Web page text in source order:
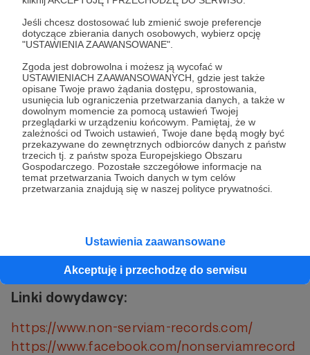
Jeśli chcesz dostosować lub zmienić swoje preferencje
dotyczące zbierania danych osobowych, wybierz opcję
"USTAWIENIA ZAAWANSOWANE".
Zgoda jest dobrowolna i możesz ją wycofać w
USTAWIENIACH ZAAWANSOWANYCH, gdzie jest także
opisane Twoje prawo żądania dostępu, sprostowania,
usunięcia lub ograniczenia przetwarzania danych, a także w
dowolnym momencie za pomocą ustawień Twojej
przeglądarki w urządzeniu końcowym. Pamiętaj, że w
zależności od Twoich ustawień, Twoje dane będą mogły być
przekazywane do zewnętrznych odbiorców danych z państw
trzecich tj. z państw spoza Europejskiego Obszaru
Gospodarczego. Pozostałe szczegółowe informacje na
temat przetwarzania Twoich danych w tym celów
przetwarzania znajdują się w naszej polityce prywatności.
Ustawienia zaawansowane
Akceptuję i przechodzę do serwisu
5. Stars and Frozen Faces
6. Nonsense
Linki do zespołu:
https://www.facebook.com/Alkhemia.bm
https://www.instagram.com/alkhemia_official
https://alkhemia.bandcamp.com/music
https://www.deezer.com/en/artist/254611312
https://alkhemiaband.com/
https://music.apple.com/us/artist/alkhemia/17
30730770
Linki dowydawcy:
https://www.non-serviam-records.com/
https://www.facebook.com/nonserviamrecord